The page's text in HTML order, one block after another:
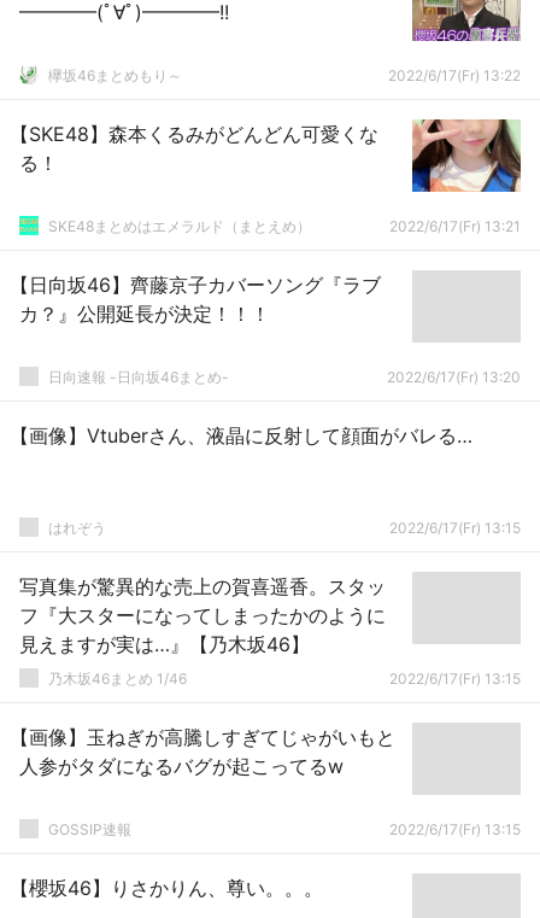
━━━━(ﾟ∀ﾟ)━━━━!!
欅坂46まとめもり～ 2022/6/17(Fr) 13:22
【SKE48】森本くるみがどんどん可愛くな
る！
SKE48まとめはエメラルド（まとえめ） 2022/6/17(Fr) 13:21
【日向坂46】齊藤京子カバーソング『ラブ
カ？』公開延長が決定！！！
日向速報 -日向坂46まとめ- 2022/6/17(Fr) 13:20
【画像】Vtuberさん、液晶に反射して顔面がバレる…
はれぞう 2022/6/17(Fr) 13:15
写真集が驚異的な売上の賀喜遥香。スタッ
フ『大スターになってしまったかのように
見えますが実は…』【乃木坂46】
乃木坂46まとめ 1/46 2022/6/17(Fr) 13:15
【画像】玉ねぎが高騰しすぎてじゃがいもと
人参がタダになるバグが起こってるw
GOSSIP速報 2022/6/17(Fr) 13:15
【櫻坂46】りさかりん、尊い。。。